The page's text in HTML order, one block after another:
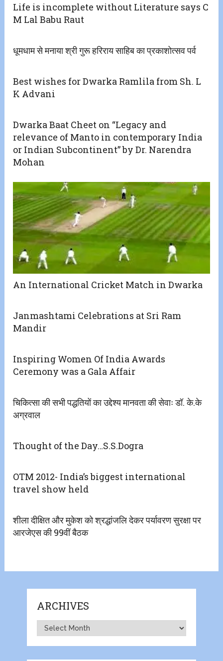
Life is incomplete without Literature says C
M Lal Babu Raut
धूमधाम से मनाया श्री गुरू हरिराय साहिब का प्रकाशोत्सव पर्व
Best wishes for Dwarka Ramlila from Sh. L
K Advani
Dwarka Baat Cheet on “Legacy and
relevance of Manto in contemporary India
or Indian Subcontinent” by Dr. Narendra
Mohan
An International Cricket Match in Dwarka
Janmashtami Celebrations at Sri Ram
Mandir
Inspiring Women Of India Awards
Ceremony was a Gala Affair
चिकित्सा की सभी पद्धतियों का उद्देश्य मानवता की सेवाः डॉ. के.के
अग्रवाल
Thought of the Day…S.S.Dogra
OTM 2012- India’s biggest international
travel show held
शीला दीक्षित और मुकेश को श्रद्धांजलि देकर पर्यावरण सुरक्षा पर
आरजेएस की 99वीं बैठक
ARCHIVES
Archives